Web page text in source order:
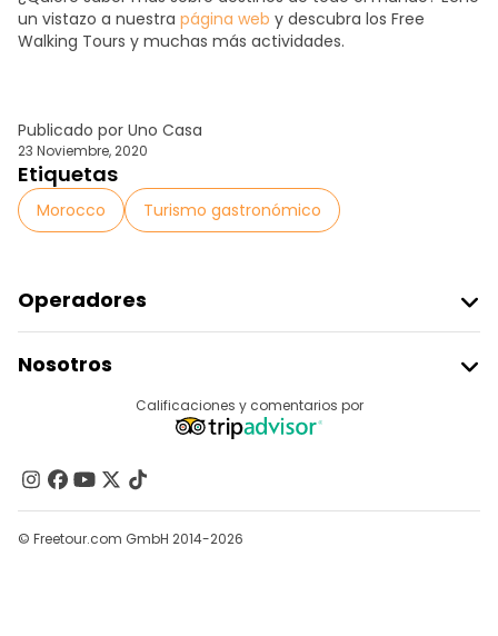
un vistazo a nuestra página web y descubra los Free
Walking Tours y muchas más actividades.
Publicado por Uno Casa
23 Noviembre, 2020
Etiquetas
Morocco Turismo gastronómico
Operadores
Acceder Como Proveedor
Programa De Afiliados
Nosotros
Contacto
Grupos
Ayuda
Calificaciones y comentarios por
© Freetour.com GmbH 2014-2026